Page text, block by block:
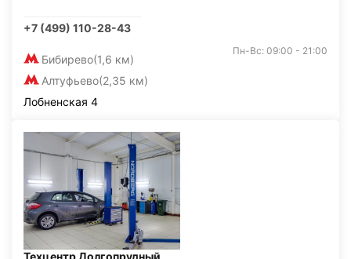
+7 (499) 110-28-43
Бибирево(1,6 км)
Алтуфьево(2,35 км)
Пн-Вс: 09:00 - 21:00
Лобненская 4
Техцентр Долгопрудный